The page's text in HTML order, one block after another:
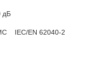
дБ
IEC/EN 62040-2